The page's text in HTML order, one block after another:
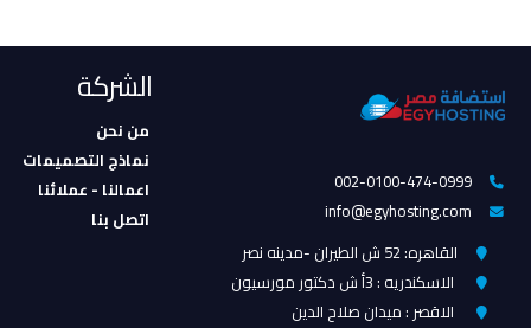
002-0100-474-0999
info@egyhosting.com
القاهره: 52 ش الطيران -مدينه نصر
الاسكندريه : 3أ ش دكتور مورسيون
الاقصر : ميدان صلاح الدين
الشركة
من نحن
نماذج التصميمات
اعمالنا - عملائنا
اتصل بنا